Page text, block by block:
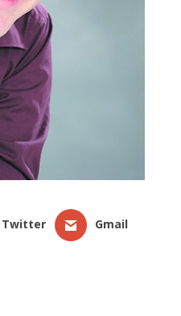
Twitter Gmail